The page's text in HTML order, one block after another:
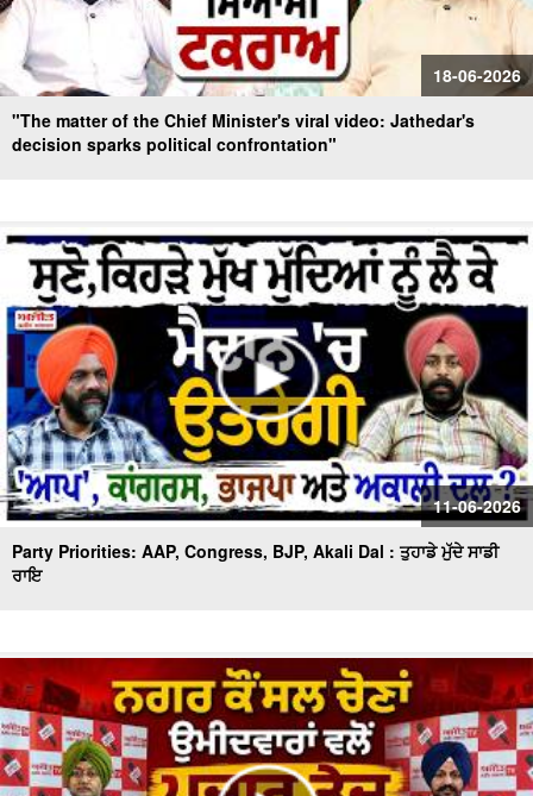
18-06-2026
"The matter of the Chief Minister's viral video: Jathedar's
decision sparks political confrontation"
11-06-2026
Party Priorities: AAP, Congress, BJP, Akali Dal : ਤੁਹਾਡੇ ਮੁੱਦੇ ਸਾਡੀ
ਰਾਇ